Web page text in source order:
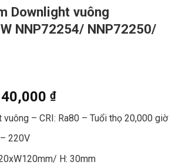
Downlight vuông
NNP72254/ NNP72250/
₫
– CRI: Ra80 – Tuổi thọ 20,000 giờ
220V
H: 30mm